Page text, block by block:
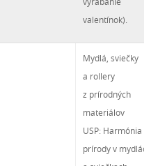
valentínok).
Mydlá, sviečky
a rollery
z prírodných
materiálov
USP: Harmónia
prírody v mydlách